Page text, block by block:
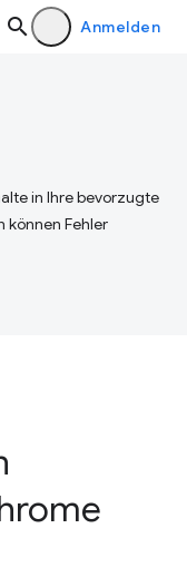
Anmelden
in Ihre bevorzugte
können Fehler